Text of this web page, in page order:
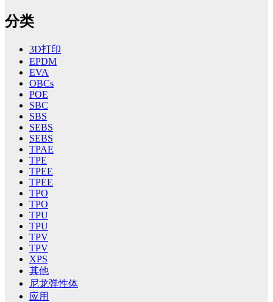
分类
3D打印
EPDM
EVA
OBCs
POE
SBC
SBS
SEBS
SEBS
TPAE
TPE
TPEE
TPEE
TPO
TPO
TPU
TPU
TPV
TPV
XPS
其他
尼龙弹性体
应用